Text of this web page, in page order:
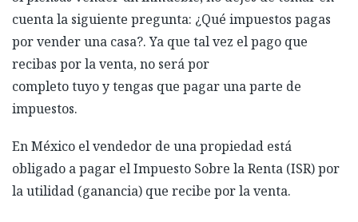
cuenta la siguiente pregunta: ¿Qué impuestos pagas
por vender una casa?. Ya que tal vez el pago que
recibas por la venta, no será por
completo tuyo y tengas que pagar una parte de
impuestos.
En México el vendedor de una propiedad está
obligado a pagar el Impuesto Sobre la Renta (ISR) por
la utilidad (ganancia) que recibe por la venta.